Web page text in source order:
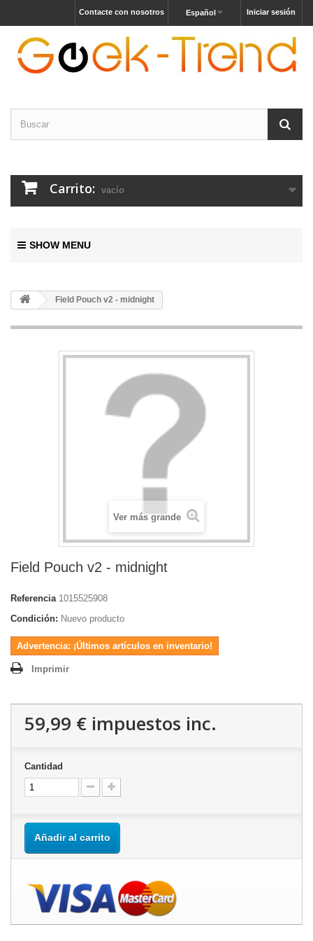
Iniciar sesión
Español
Contacte con nosotros
Carrito: vacío
SHOW MENU
Field Pouch v2 - midnight
Ver más grande
Field Pouch v2 - midnight
Referencia 1015525908
Condición: Nuevo producto
Advertencia: ¡Últimos artículos en inventario!
Imprimir
59,99 € impuestos inc.
Cantidad
Añadir al carrito